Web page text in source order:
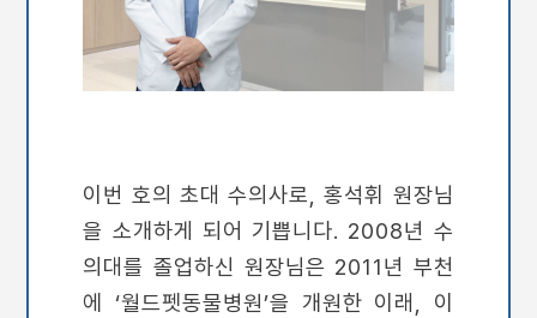
이번 호의 초대 수의사로, 홍석휘 원장님
을 소개하게 되어 기쁩니다. 2008년 수
의대를 졸업하신 원장님은 2011년 부천
에 ‘월드펫동물병원’을 개원한 이래, 이